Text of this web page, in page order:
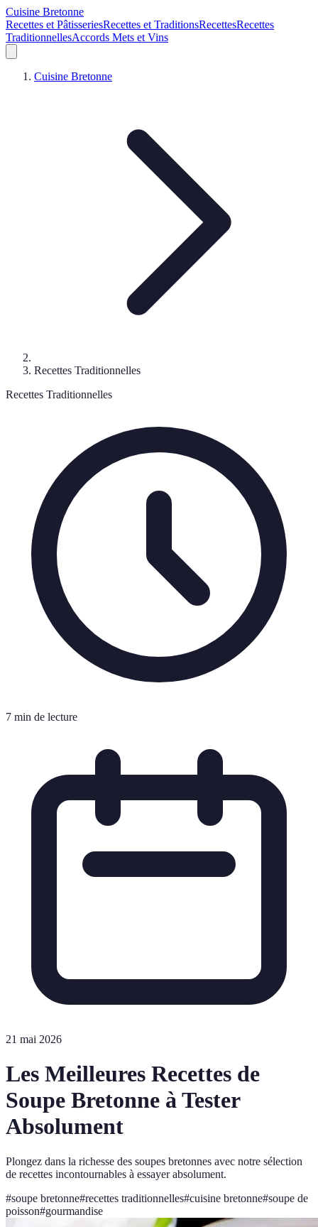
Cuisine Bretonne
Recettes et PâtisseriesRecettes et TraditionsRecettesRecettes
TraditionnellesAccords Mets et Vins
Cuisine Bretonne
Recettes Traditionnelles
Recettes Traditionnelles
7 min de lecture
21 mai 2026
Les Meilleures Recettes de
Soupe Bretonne à Tester
Absolument
Plongez dans la richesse des soupes bretonnes avec notre sélection
de recettes incontournables à essayer absolument.
#soupe bretonne#recettes traditionnelles#cuisine bretonne#soupe de
poisson#gourmandise